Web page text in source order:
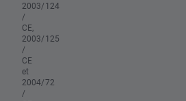
2003/124
/
CE,
2003/125
/
CE
et
2004/72
/